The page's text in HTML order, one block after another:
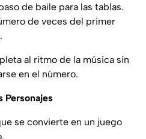
de baile para las tablas.
de veces del primer
al ritmo de la música sin
en el número.
Personajes
se convierte en un juego